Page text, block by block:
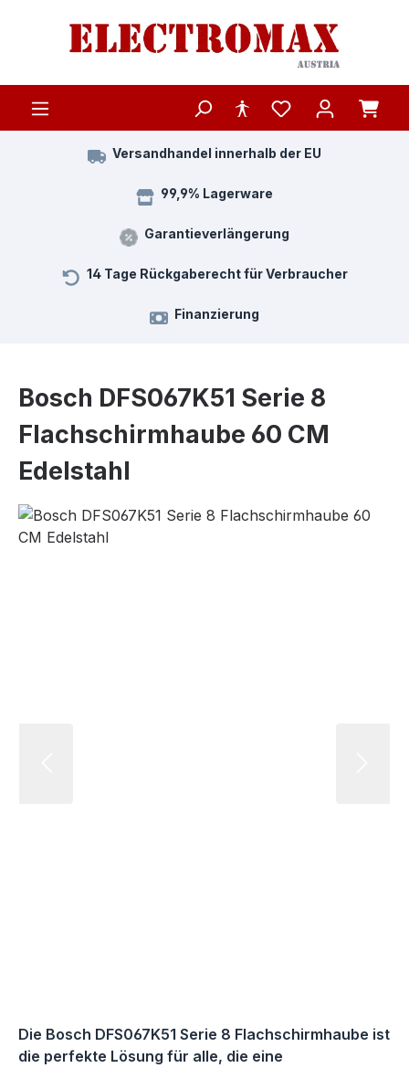
Zum Hauptinhalt springen
Versandhandel innerhalb der EU
99,9% Lagerware
Garantieverlängerung
14 Tage Rückgaberecht für Verbraucher
Finanzierung
Bosch DFS067K51 Serie 8
Flachschirmhaube 60 CM
Edelstahl
Bildergalerie überspringen
Die Bosch DFS067K51 Serie 8 Flachschirmhaube ist
die perfekte Lösung für alle, die eine